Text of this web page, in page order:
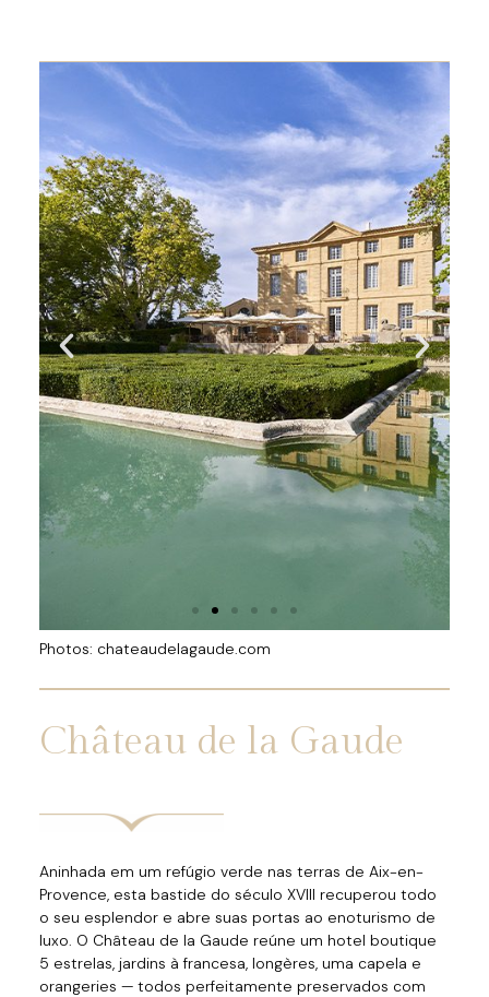
Photos: chateaudelagaude.com
Château de la Gaude
Aninhada em um refúgio verde nas terras de Aix-en-
Provence, esta bastide do século XVIII recuperou todo
o seu esplendor e abre suas portas ao enoturismo de
luxo. O Château de la Gaude reúne um hotel boutique
5 estrelas, jardins à francesa, longères, uma capela e
orangeries — todos perfeitamente preservados com